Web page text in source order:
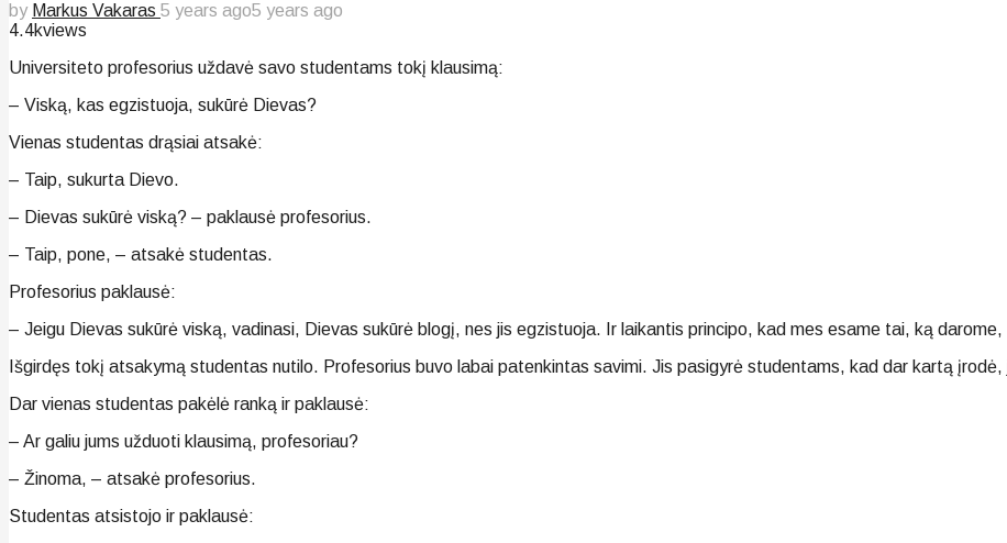
by Markus Vakaras 5 years ago5 years ago
4.4kviews
Universiteto profesorius uždavė savo studentams tokį klausimą:
– Viską, kas egzistuoja, sukūrė Dievas?
Vienas studentas drąsiai atsakė:
– Taip, sukurta Dievo.
– Dievas sukūrė viską? – paklausė profesorius.
– Taip, pone, – atsakė studentas.
Profesorius paklausė:
– Jeigu Dievas sukūrė viską, vadinasi, Dievas sukūrė blogį, nes jis egzistuoja. Ir laikantis principo, kad mes esame tai, ką
Išgirdęs tokį atsakymą studentas nutilo. Profesorius buvo labai patenkintas savimi. Jis pasigyrė studentams, kad dar kartą
Dar vienas studentas pakėlė ranką ir paklausė:
– Ar galiu jums užduoti klausimą, profesoriau?
– Žinoma, – atsakė profesorius.
Studentas atsistojo ir paklausė: